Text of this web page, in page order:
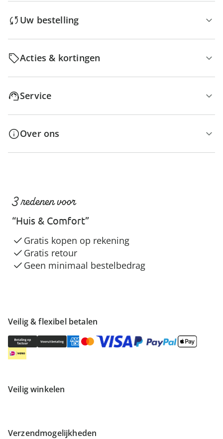
Uw bestelling
Acties & kortingen
Service
Over ons
Veilig & flexibel betalen
Veilig winkelen
Verzendmogelijkheden
3 redenen voor
“Huis & Comfort”
Gratis kopen op rekening
Gratis retour
Geen minimaal bestelbedrag